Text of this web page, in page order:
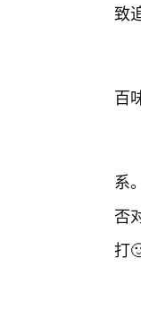
致
百
系
否
打